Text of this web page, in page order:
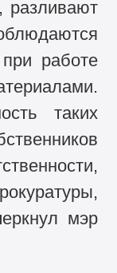
разливают
работе
таких
мэр